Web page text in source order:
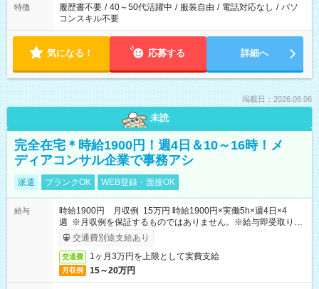
特徴 履歴書不要 / 40～50代活躍中 / 服装自由 / 電話対応なし / パソ
コンスキル不要
気になる！ 応募する 詳細へ
掲載日：2026.08.06
未読
完全在宅＊時給1900円！週4日＆10～16時！メ
ディアコンサル企業で事務アシ
派遣 ブランクOK WEB登録・面接OK
給与
時給1900円 月収例 15万円 時給1900円×実働5h×週4日×4
週 ※月収例を保証するものではありません。※給与即受取りサ
ービス利用可（利用条件有）
交通費別途支給あり
交通費 1ヶ月3万円を上限として実費支給
月収例 15～20万円